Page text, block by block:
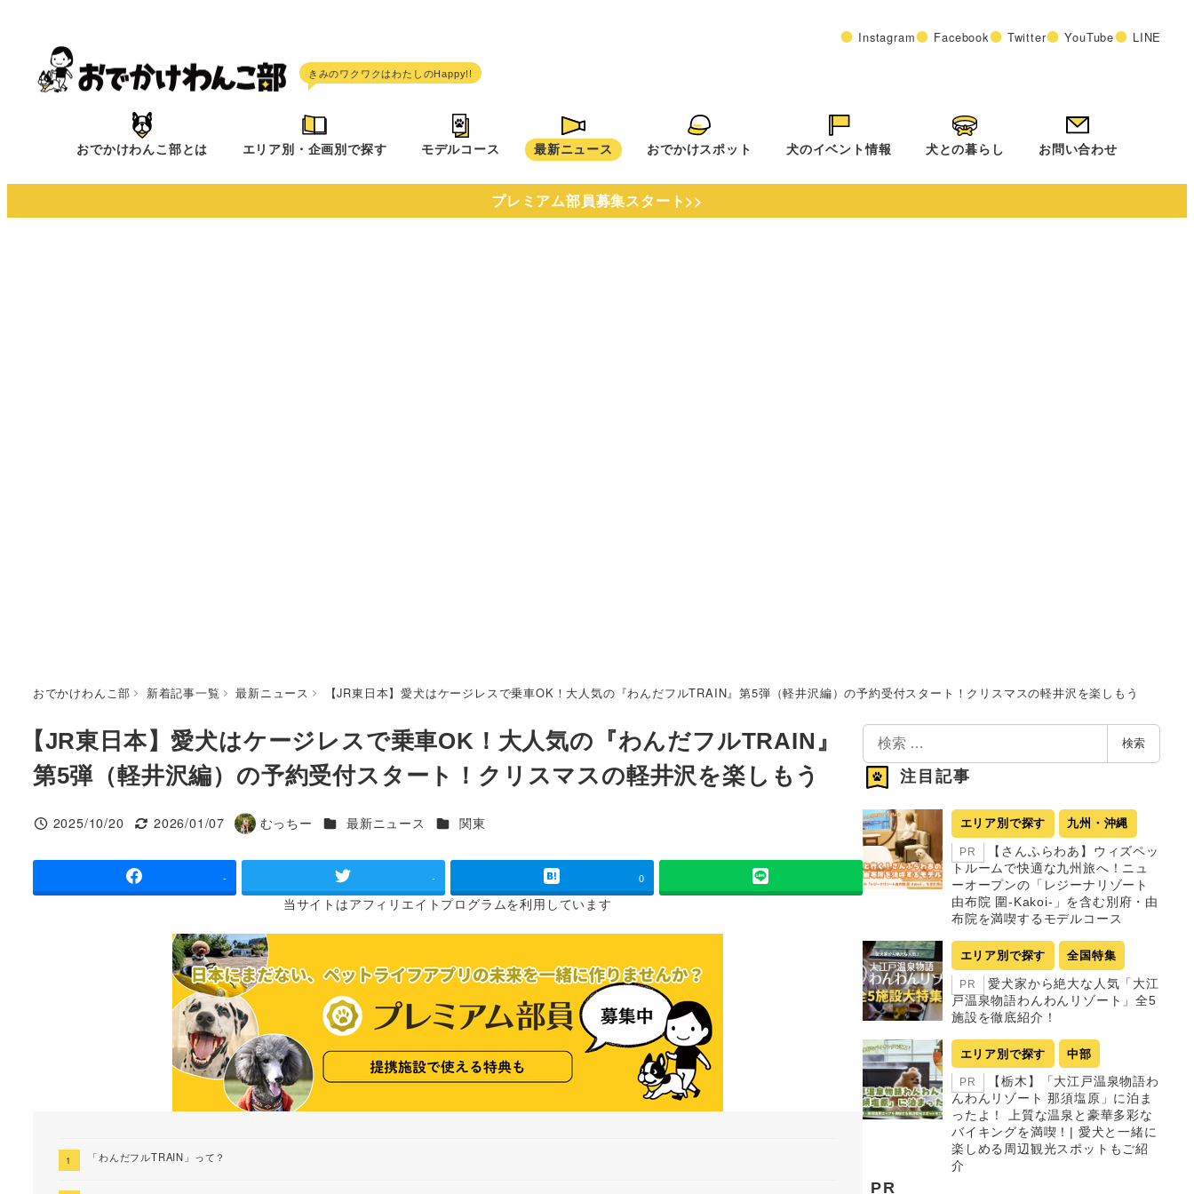
へ
Instagram Facebook Twitter YouTube LINE
おでかけわんこ部とは エリア別・企画別で探す モデルコース 最新ニュース おでかけスポット 犬のイベント情報 犬との暮らし お問い合わせ
プレミアム部員募集スタート>>
おでかけわんこ部 新着記事一覧 最新ニュース 【JR東日本】愛犬はケージレスで乗車OK！大人気の『わんだフルTRAIN』第5弾（軽井沢編）の予約受付スタート！クリスマスの軽井沢を楽しもう
【JR東日本】愛犬はケージレスで乗車OK！大人気の『わんだフルTRAIN』
第5弾（軽井沢編）の予約受付スタート！クリスマスの軽井沢を楽しもう
投稿日
2025/10/20
更新日
2026/01/07
著
むっちー カテゴリー
最新ニュース カテゴリー
関東
- - 0
当サイトはアフィリエイトプログラムを利用しています
「わんだフルTRAIN」って？
検
索
検索
注目記事
エリア別で探す 九州・沖縄
PR
【さんふらわあ】ウィズペッ
トルームで快適な九州旅へ！ニュ
ーオープンの「レジーナリゾート
由布院 圍-Kakoi-」を含む別府・由
布院を満喫するモデルコース
エリア別で探す 全国特集
PR
愛犬家から絶大な人気「大江
戸温泉物語わんわんリゾート」全5
施設を徹底紹介！
エリア別で探す 中部
PR
【栃木】「大江戸温泉物語わ
んわんリゾート 那須塩原」に泊ま
ったよ！ 上質な温泉と豪華多彩な
バイキングを満喫！| 愛犬と一緒に
楽しめる周辺観光スポットもご紹
介
PR